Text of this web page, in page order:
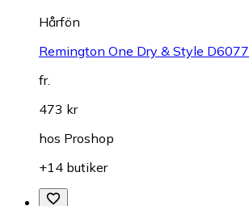
Hårfön
Remington One Dry & Style D6077
fr.
473 kr
hos Proshop
+14 butiker